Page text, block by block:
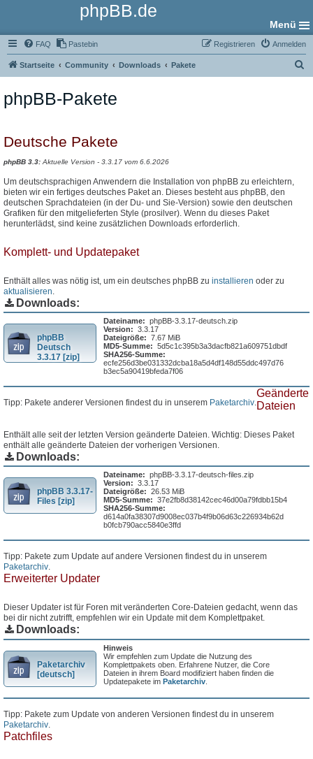
phpBB.de
Menü
FAQ Pastebin Anmelden
Registrieren
Startseite Community Downloads Pakete
phpBB-Pakete
Deutsche Pakete
phpBB 3.3: Aktuelle Version - 3.3.17 vom 6.6.2026
Um deutschsprachigen Anwendern die Installation von phpBB zu erleichtern,
bieten wir ein fertiges deutsches Paket an. Dieses besteht aus phpBB, den
deutschen Sprachdateien (in der Du- und Sie-Version) sowie den deutschen
Grafiken für den mitgelieferten Style (prosilver). Wenn du dieses Paket
herunterlädst, sind keine zusätzlichen Downloads erforderlich.
Komplett- und Updatepaket
Enthält alles was nötig ist, um ein deutsches phpBB zu installieren oder zu
aktualisieren.
Downloads:
phpBB
Deutsch
3.3.17 [zip]
Dateiname: phpBB-3.3.17-deutsch.zip
Version: 3.3.17
Dateigröße: 7.67 MiB
MD5-Summe: 5d5c1c395b3a3dacfb821a609751dbdf
SHA256-Summe:
ecfe256d3be031332dcba18a5d4df148d55ddc497d76
b3ec5a90419bfeda7f06
Tipp: Pakete anderer Versionen findest du in unserem Paketarchiv.
Geänderte
Dateien
Enthält alle seit der letzten Version geänderte Dateien. Wichtig: Dieses Paket
enthält alle geänderte Dateien der vorherigen Versionen.
Downloads:
phpBB 3.3.17-
Files [zip]
Dateiname: phpBB-3.3.17-deutsch-files.zip
Version: 3.3.17
Dateigröße: 26.53 MiB
MD5-Summe: 37e2fb8d38142cec46d00a79fdbb15b4
SHA256-Summe:
d614a0fa38307d9008ec037b4f9b06d63c226934b62d
b0fcb790acc5840e3ffd
Tipp: Pakete zum Update auf andere Versionen findest du in unserem
Paketarchiv.
Erweiterter Updater
Dieser Updater ist für Foren mit veränderten Core-Dateien gedacht, wenn das
bei dir nicht zutrifft, empfehlen wir ein Update mit dem Komplettpaket.
Downloads:
Paketarchiv
[deutsch]
Hinweis
Wir empfehlen zum Update die Nutzung des
Komplettpakets oben. Erfahrene Nutzer, die Core
Dateien in ihrem Board modifiziert haben finden die
Updatepakete imPaketarchiv
Tipp: Pakete zum Update von anderen Versionen findest du in unserem
Paketarchiv
Patchfiles